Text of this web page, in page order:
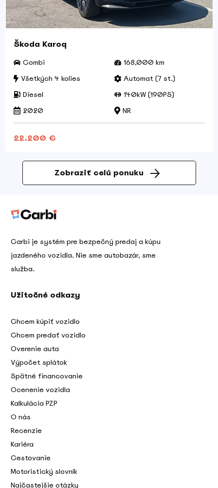
Škoda Karoq
Combi
168,000 km
Všetkých 4 kolies
Automat (7 st.)
Diesel
140kW (190PS)
2020
NR
22.200 €
Zobraziť celú ponuku
Carbi je systém pre bezpečný predaj a kúpu
jazdeného vozidla. Nie sme autobazár, sme
služba.
Užitočné odkazy
Chcem kúpiť vozidlo
Chcem predať vozidlo
Overenie auta
Výpočet splátok
Spätné financovanie
Ocenenie vozidla
Kalkulácia PZP
O nás
Recenzie
Kariéra
Cestovanie
Motoristický slovník
Najčastejšie otázky